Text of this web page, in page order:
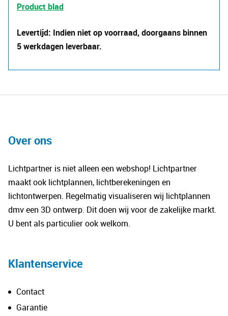
Product blad
Levertijd: Indien niet op voorraad, doorgaans binnen
5 werkdagen leverbaar.
Over ons
Lichtpartner is niet alleen een webshop! Lichtpartner
maakt ook lichtplannen, lichtberekeningen en
lichtontwerpen. Regelmatig visualiseren wij lichtplannen
dmv een 3D ontwerp. Dit doen wij voor de zakelijke markt.
U bent als particulier ook welkom.
Klantenservice
Contact
Garantie